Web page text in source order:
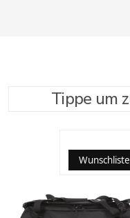
Tippe um zu suchen
SUCHE VERFEINERN
Wunschliste